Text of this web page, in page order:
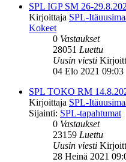
SPL IGP SM 26-
Kirjoittaja SPL-
Kokeet
0 Vastaukset
28051 Luettu
Uusin viesti
04 Elo 2021 09:03
SPL TOKO RM
Kirjoittaja SPL-
Sijainti: SPL-tapahtumat
0 Vastaukset
23159 Luettu
Uusin viesti
28 Heinä 2021